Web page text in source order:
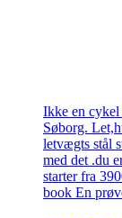
Ikke en cykel
Søborg.
letvægts stål
med det .du
starter fra
book En